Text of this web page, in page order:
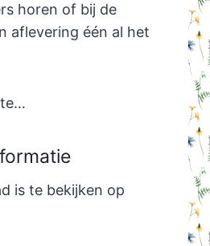
horen of bij de
aflevering één al het
is te bekijken op